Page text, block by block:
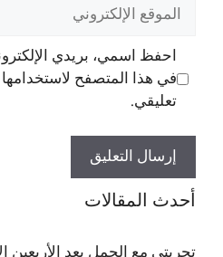
الإلكتروني
احفظ اسمي، بريدي
في هذا المتصفح
تعليقي.
أحدث المقالات
تجربتي مع الحمل بعد الأربعين